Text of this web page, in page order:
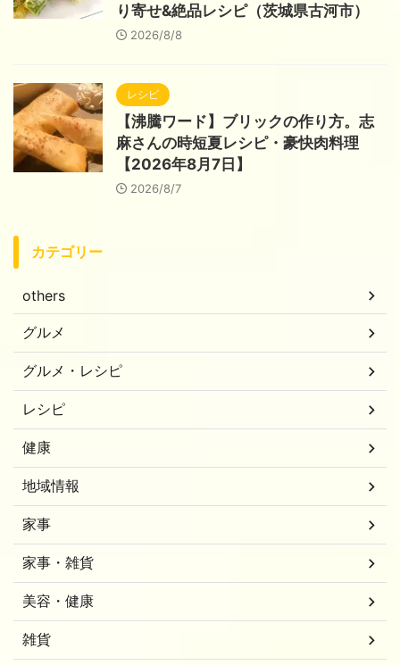
り寄せ&絶品レシピ（茨城県古河市）
2026/8/8
レシピ
【沸騰ワード】ブリックの作り方。志
麻さんの時短夏レシピ・豪快肉料理
【2026年8月7日】
2026/8/7
カテゴリー
others
グルメ
グルメ・レシピ
レシピ
健康
地域情報
家事
家事・雑貨
美容・健康
雑貨